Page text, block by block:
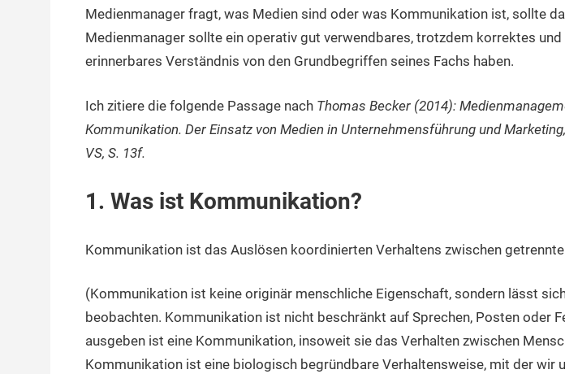
Medienmanager fragt, was Medien sind oder was Kommunikation ist, sollte
Medienmanager sollte ein operativ gut verwendbares, trotzdem korrektes
erinnerbares Verständnis von den Grundbegriffen seines Fachs haben.
Ich zitiere die folgende Passage nach Thomas Becker (2014):
Kommunikation. Der Einsatz von Medien in Unternehmensführung und
VS, S. 13f.
1. Was ist Kommunikation?
Kommunikation ist das Auslösen koordinierten Verhaltens zwischen
(Kommunikation ist keine originär menschliche Eigenschaft, sondern lässt
beobachten. Kommunikation ist nicht beschränkt auf Sprechen, Posten oder
ausgeben ist eine Kommunikation, insoweit sie das Verhalten zwischen
Kommunikation ist eine biologisch begründbare Verhaltensweise, mit der wir